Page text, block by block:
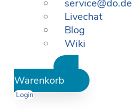
service@do.de
Livechat
Blog
Wiki
Warenkorb
Login